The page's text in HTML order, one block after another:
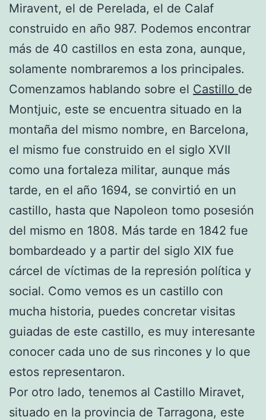
Miravent, el de Perelada, el de Calaf
construido en año 987. Podemos encontrar
más de 40 castillos en esta zona, aunque,
solamente nombraremos a los principales.
Comenzamos hablando sobre el Castillo de
Montjuic, este se encuentra situado en la
montaña del mismo nombre, en Barcelona,
el mismo fue construido en el siglo XVII
como una fortaleza militar, aunque más
tarde, en el año 1694, se convirtió en un
castillo, hasta que Napoleon tomo posesión
del mismo en 1808. Más tarde en 1842 fue
bombardeado y a partir del siglo XIX fue
cárcel de víctimas de la represión política y
social. Como vemos es un castillo con
mucha historia, puedes concretar visitas
guiadas de este castillo, es muy interesante
conocer cada uno de sus rincones y lo que
estos representaron.
Por otro lado, tenemos al Castillo Miravet,
situado en la provincia de Tarragona, este